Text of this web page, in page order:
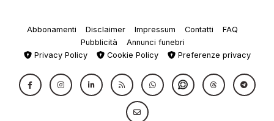
Abbonamenti Disclaimer Impressum Contatti
FAQ
Pubblicità
Annunci funebri
Privacy Policy
Cookie Policy Preferenze privacy